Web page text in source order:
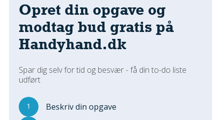
Tips Og Tests
VVS
Montage Og Udskiftning
Reparation Og Vedligehold
Varme Og Energi
Andet
MALER
Indendørs
Opret din opgave og
modtag bud gratis på
Handyhand.dk
Spar dig selv for tid og besvær - få din to-do liste
udført
1 Beskriv din opgave